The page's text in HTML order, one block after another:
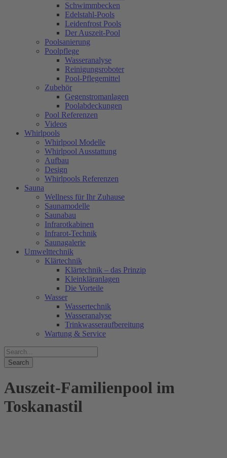
Schwimmbecken
Edelstahl-Pools
Leidenfrost Pools
Der Auszeit-Pool
Poolsanierung
Poolpflege
Wasseranalyse
Reinigungsroboter
Pool-Pflegemittel
Zubehör
Gegenstromanlagen
Poolabdeckungen
Pool Referenzen
Videos
Whirlpools
Whirlpool Modelle
Whirlpool Ausstattung
Aufbau
Design
Whirlpools Referenzen
Sauna
Wellness für Ihr Zuhause
Saunamodelle
Saunabau
Infrarotkabinen
Infrarot-Technik
Saunagalerie
Umwelttechnik
Klärtechnik
Klärtechnik – das Prinzip
Kleinkläranlagen
Die Vorteile
Wasser
Wassertechnik
Wasseranalyse
Trinkwasseraufbereitung
Wartung & Service
Auszeit-Familienpool im
Toskanastil